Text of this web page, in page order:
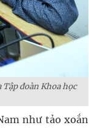
đoàn Khoa học
như tảo xoắn